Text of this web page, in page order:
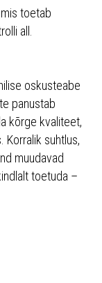
toetab
all.
oskusteabe
panustab
kõrge kvaliteet,
Korralik suhtlus,
muudavad
toetuda –